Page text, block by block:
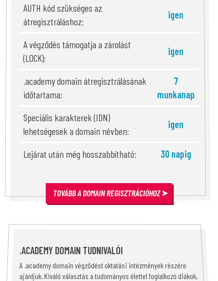
AUTH kód szükséges az
átregisztráláshoz:
igen
A végződés támogatja a zárolást
(LOCK):
igen
.academy domain átregisztrálásának
időtartama:
7
munkanap
Speciális karakterek (IDN)
lehetségesek a domain névben:
igen
Lejárat után még hosszabbítható: 30 napig
TOVÁBB A DOMAIN REGISZTRÁCIÓHOZ
.ACADEMY DOMAIN TUDNIVALÓI
A .academy domain végződést oktatási intézmények részére
ajánljuk. Kiváló választás a tudományos élettel foglalkozó diákok,